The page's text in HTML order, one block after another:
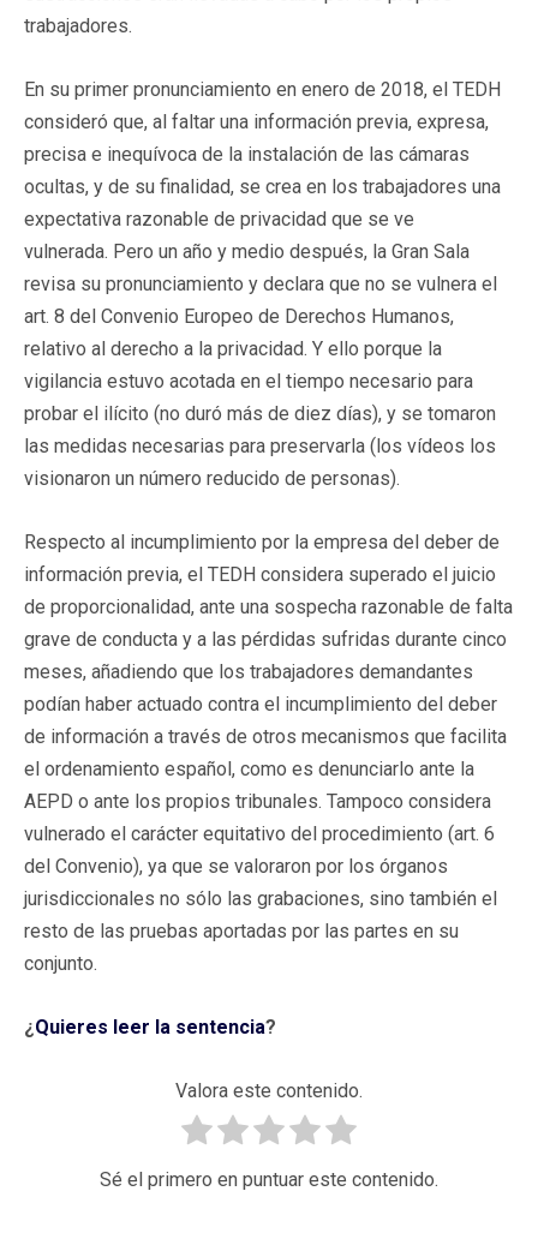
trabajadores.
En su primer pronunciamiento en enero de 2018, el TEDH
consideró que, al faltar una información previa, expresa,
precisa e inequívoca de la instalación de las cámaras
ocultas, y de su finalidad, se crea en los trabajadores una
expectativa razonable de privacidad que se ve
vulnerada. Pero un año y medio después, la Gran Sala
revisa su pronunciamiento y declara que no se vulnera el
art. 8 del Convenio Europeo de Derechos Humanos,
relativo al derecho a la privacidad. Y ello porque la
vigilancia estuvo acotada en el tiempo necesario para
probar el ilícito (no duró más de diez días), y se tomaron
las medidas necesarias para preservarla (los vídeos los
visionaron un número reducido de personas).
Respecto al incumplimiento por la empresa del deber de
información previa, el TEDH considera superado el juicio
de proporcionalidad, ante una sospecha razonable de falta
grave de conducta y a las pérdidas sufridas durante cinco
meses, añadiendo que los trabajadores demandantes
podían haber actuado contra el incumplimiento del deber
de información a través de otros mecanismos que facilita
el ordenamiento español, como es denunciarlo ante la
AEPD o ante los propios tribunales. Tampoco considera
vulnerado el carácter equitativo del procedimiento (art. 6
del Convenio), ya que se valoraron por los órganos
jurisdiccionales no sólo las grabaciones, sino también el
resto de las pruebas aportadas por las partes en su
conjunto.
¿Quieres leer la sentencia?
Valora este contenido.
Sé el primero en puntuar este contenido.